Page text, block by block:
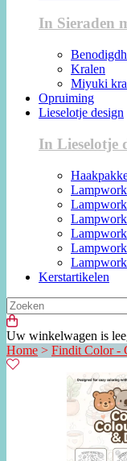
In Sieraden
Kralen
Miyuki
Opruiming
Lieselotje design
In Lieselotje
Lampwork
Lampwork
Kerstartikelen
Uw winkelwagen is
Home > Findit Color -